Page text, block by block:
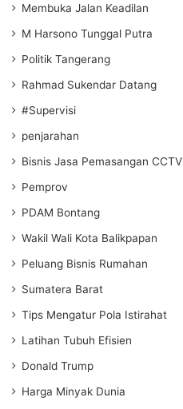
Membuka Jalan Keadilan
M Harsono Tunggal Putra
Politik Tangerang
Rahmad Sukendar Datang
#Supervisi
penjarahan
Bisnis Jasa Pemasangan CCTV
Pemprov
PDAM Bontang
Wakil Wali Kota Balikpapan
Peluang Bisnis Rumahan
Sumatera Barat
Tips Mengatur Pola Istirahat
Latihan Tubuh Efisien
Donald Trump
Harga Minyak Dunia